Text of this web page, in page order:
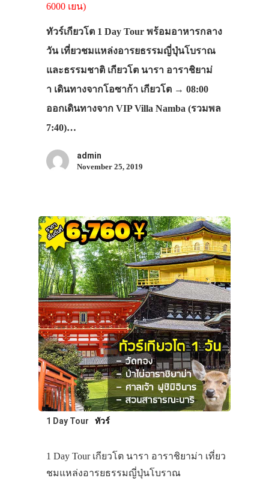
6000 เยน)
ทัวร์เกียวโต 1 Day Tour พร้อมอาหารกลาง
วัน เที่ยวชมแหล่งอารยธรรมญี่ปุ่นโบราณ
และธรรมชาติ เกียวโต นารา อาราชิยาม่
า เดินทางจากโอซาก้า เกียวโต → 08:00
ออกเดินทางจาก VIP Villa Namba (รวมพล
7:40)…
admin
November 25, 2019
1 Day Tour ทัวร์
1 Day Tour เกียวโต นารา อาราชิยาม่า เที่ยว
ชมแหล่งอารยธรรมญี่ปุ่นโบราณ